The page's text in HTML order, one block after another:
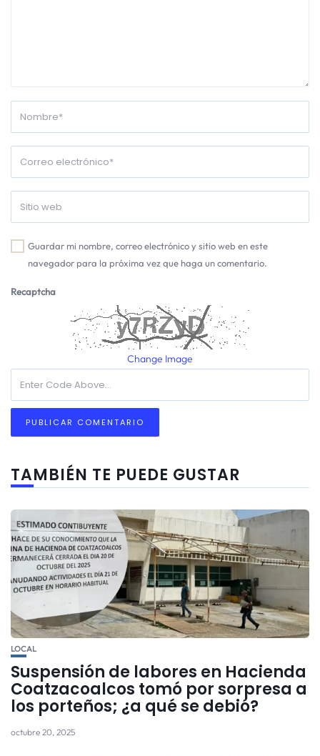
Guardar mi nombre, correo electrónico y sitio web en este
navegador para la próxima vez que haga un comentario.
Recaptcha
Change Image
TAMBIÉN TE PUEDE GUSTAR
LOCAL
Suspensión de labores en Hacienda
Coatzacoalcos tomó por sorpresa a
los porteños; ¿a qué se debió?
octubre 20, 2025